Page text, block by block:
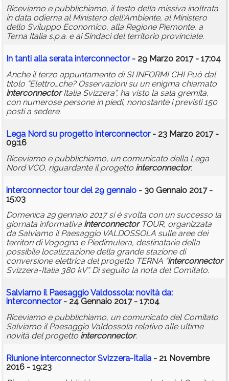
Riceviamo e pubblichiamo, il testo della missiva inoltrata
in data odierna al Ministero dell'Ambiente, al Ministero
dello Sviluppo Economico, alla Regione Piemonte, a
Terna Italia s.p.a. e ai Sindaci del territorio provinciale.
In tanti alla serata interconnector- 29 Marzo 2017 - 17:04
Anche il terzo appuntamento di SI INFORMI CHI Può dal
titolo “Elettro…che? Osservazioni su un enigma chiamato
interconnectorItalia Svizzera”, ha visto la sala gremita,
con numerose persone in piedi, nonostante i previsti 150
posti a sedere.
Lega Nord su progetto interconnector- 23 Marzo 2017 -
09:16
Riceviamo e pubblichiamo, un comunicato della Lega
Nord VCO, riguardante il progetto interconnector.
interconnectortour del 29 gennaio - 30 Gennaio 2017 -
15:03
Domenica 29 gennaio 2017 si è svolta con un successo la
giornata informativa interconnectorTOUR, organizzata
da Salviamo il Paesaggio VALDOSSOLA sulle aree dei
territori di Vogogna e Piedimulera, destinatarie della
possibile localizzazione della grande stazione di
conversione elettrica del progetto TERNA “interconnector
Svizzera-Italia 380 kV”. Di seguito la nota del Comitato.
Salviamo il Paesaggio Valdossola: novità da:
interconnector- 24 Gennaio 2017 - 17:04
Riceviamo e pubblichiamo, un comunicato del Comitato
Salviamo il Paesaggio Valdossola relativo alle ultime
novità del progetto interconnector.
Riunione interconnectorSvizzera-Italia - 21 Novembre
2016 - 19:23